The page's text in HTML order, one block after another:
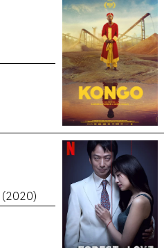
(2020)